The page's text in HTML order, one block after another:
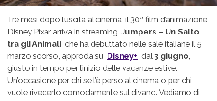
Tre mesi dopo l’uscita al cinema, il 30º film d’animazione
Disney Pixar arriva in streaming. Jumpers – Un Salto
tra gli Animali , che ha debuttato nelle sale italiane il 5
marzo scorso, approda su Disney+ dal 3 giugno
giusto in tempo per l’inizio delle vacanze estive.
Un’occasione per chi se l’è perso al cinema o per chi
vuole rivederlo comodamente sul divano. Vediamo di